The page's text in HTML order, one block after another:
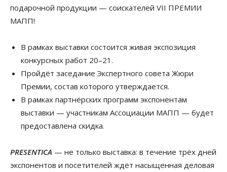
подарочной продукции — соискателей VII ПРЕМИИ
МАПП!
В рамках выставки состоится живая экспозиция
конкурсных работ 20–21.
Пройдёт заседание Экспертного совета Жюри
Премии, состав которого утверждается.
В рамках партнёрских программ экспонентам
выставки — участникам Ассоциации МАПП — будет
предоставлена скидка.
PRESENTICA — не только выставка: в течение трёх дней
экспонентов и посетителей ждёт насыщенная деловая